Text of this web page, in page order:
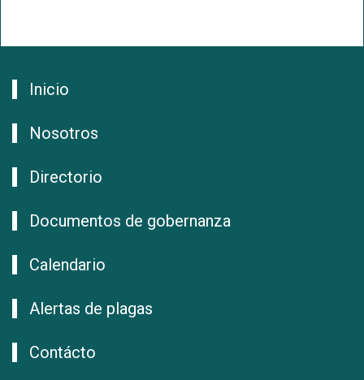
Inicio
Nosotros
Directorio
Documentos de gobernanza
Calendario
Alertas de plagas
Contácto